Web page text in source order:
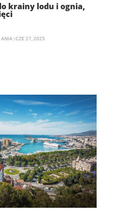
krainy lodu i ognia,
ANIA |CZE 27, 2025